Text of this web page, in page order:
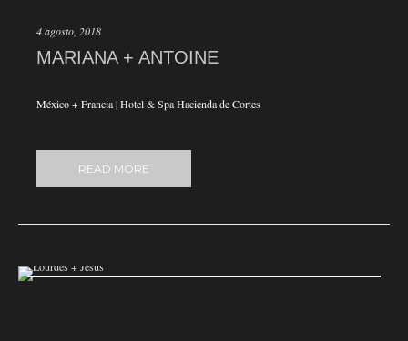
4 agosto, 2018
MARIANA + ANTOINE
México + Francia | Hotel & Spa Hacienda de Cortes
READ MORE